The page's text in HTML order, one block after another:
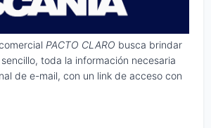
PACTO CLARO busca brindar
toda la información necesaria
de e-mail, con un link de acceso con